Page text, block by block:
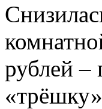
рублей –